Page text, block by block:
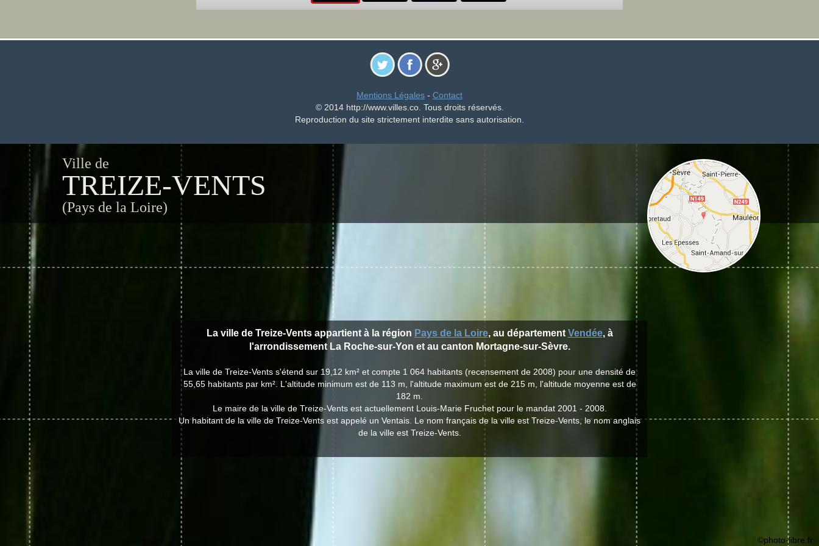
Mentions Légales - Contact
© 2014 http://www.villes.co. Tous droits réservés.
Reproduction du site strictement interdite sans autorisation.
Ville de
TREIZE-VENTS
(Pays de la Loire)
La ville de Treize-Vents appartient à la région Pays de la Loire, au département Vendée, à
l'arrondissement La Roche-sur-Yon et au canton Mortagne-sur-Sèvre.
La ville de Treize-Vents s'étend sur 19,12 km² et compte 1 064 habitants (recensement de 2008) pour une densité de
55,65 habitants par km². L'altitude minimum est de 113 m, l'altitude maximum est de 215 m, l'altitude moyenne est de
182 m.
Le maire de la ville de Treize-Vents est actuellement Louis-Marie Fruchet pour le mandat 2001 - 2008.
Un habitant de la ville de Treize-Vents est appelé un Ventais. Le nom français de la ville est Treize-Vents, le nom anglais
de la ville est Treize-Vents.
©photo-libre.fr